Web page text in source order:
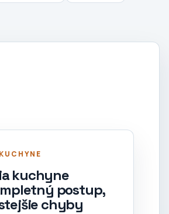
kuchyne
postup,
chyby